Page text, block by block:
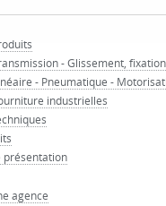
- Glissement,
- Pneumatique -
industrielles
présentation
agence